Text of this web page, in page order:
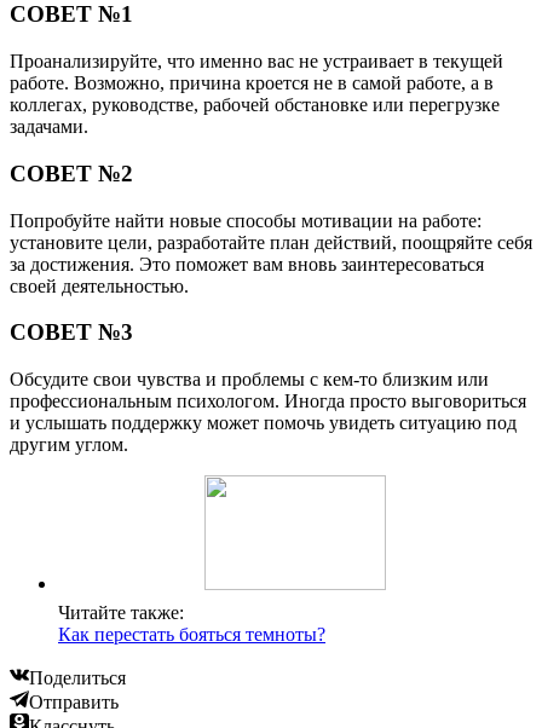
СОВЕТ №1
Проанализируйте, что именно вас не устраивает в текущей
работе. Возможно, причина кроется не в самой работе, а в
коллегах, руководстве, рабочей обстановке или перегрузке
задачами.
СОВЕТ №2
Попробуйте найти новые способы мотивации на работе:
установите цели, разработайте план действий, поощряйте себя
за достижения. Это поможет вам вновь заинтересоваться
своей деятельностью.
СОВЕТ №3
Обсудите свои чувства и проблемы с кем-то близким или
профессиональным психологом. Иногда просто выговориться
и услышать поддержку может помочь увидеть ситуацию под
другим углом.
Читайте также:
Как перестать бояться темноты?
Поделиться
Отправить